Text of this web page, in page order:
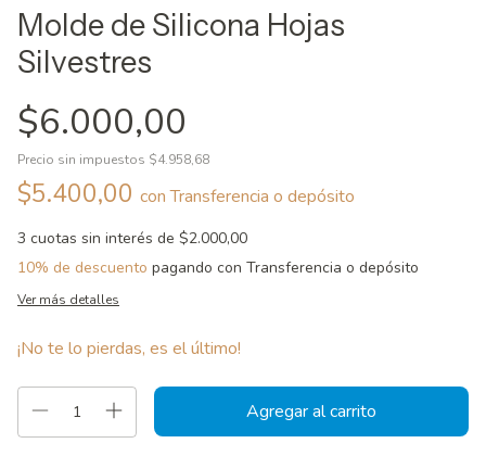
Molde de Silicona Hojas
Silvestres
$6.000,00
Precio sin impuestos $4.958,68
$5.400,00 con Transferencia o depósito
3 cuotas sin interés de $2.000,00
10% de descuento pagando con Transferencia o depósito
Ver más detalles
¡No te lo pierdas, es el último!